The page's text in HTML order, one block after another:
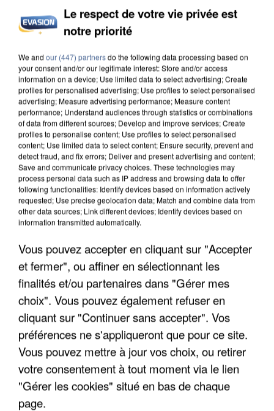
INCENDIES : L’ÎLE-DE-FRANCE LANCE UN ÉLAN
DE SOLIDARITÉ AVEC LES...
APRÈS TOUTES CES CANICULES, LES REFUGES
DE FAUNE SAUVAGE SONT...
Le respect de votre vie privée est
notre priorité
We and our (447) partnersdo the following data processing based on
your consent and/or our legitimate interest: Store and/or access
information on a device; Use limited data to select advertising; Create
profiles for personalised advertising; Use profiles to select personalised
advertising; Measure advertising performance; Measure content
performance; Understand audiences through statistics or combinations
of data from different sources; Develop and improve services; Create
profiles to personalise content; Use profiles to select personalised
content; Use limited data to select content; Ensure security, prevent and
detect fraud, and fix errors; Deliver and present advertising and content;
Save and communicate privacy choices. These technologies may
process personal data such as IP address and browsing data to offer
following functionalities: Identify devices based on information actively
requested; Use precise geolocation data; Match and combine data from
other data sources; Link different devices; Identify devices based on
information transmitted automatically.
Vous pouvez accepter en cliquant sur "Accepter
et fermer", ou affiner en sélectionnant les
finalités et/ou partenaires dans "Gérer mes
choix". Vous pouvez également refuser en
cliquant sur "Continuer sans accepter". Vos
préférences ne s'appliqueront que pour ce site.
Vous pouvez mettre à jour vos choix, ou retirer
votre consentement à tout moment via le lien
"Gérer les cookies" situé en bas de chaque
page.